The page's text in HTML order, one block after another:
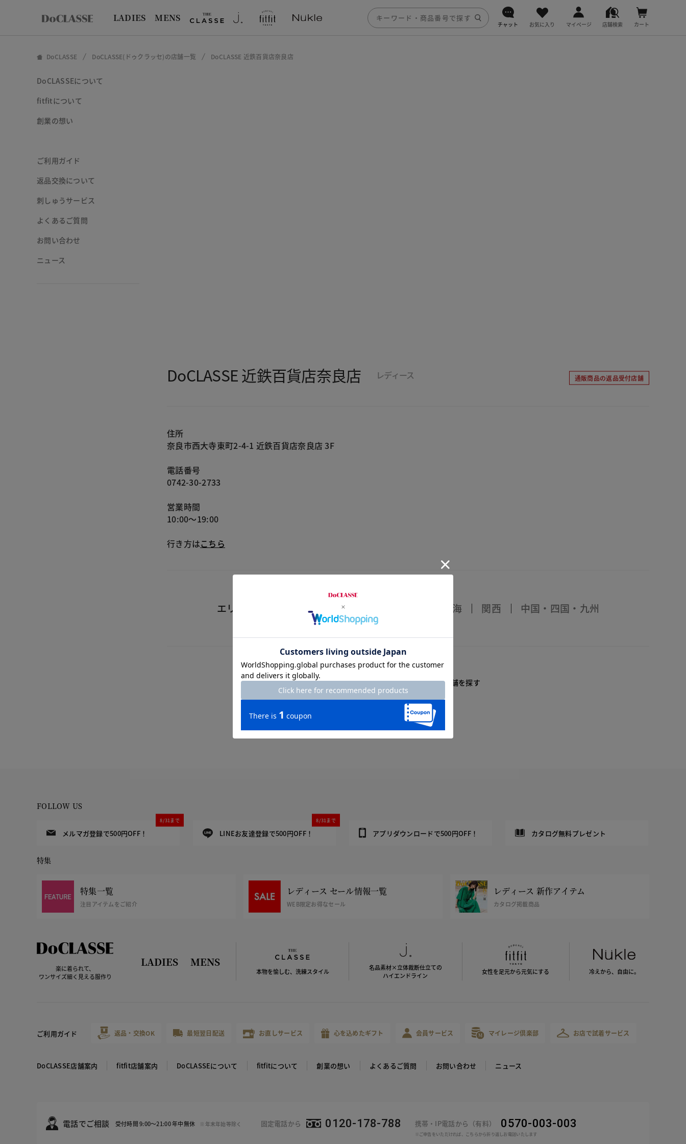
LADIES MENS
チャット お気に入り マイページ 店舗検索 カート
DoCLASSE DoCLASSE(ドゥクラッセ)の店舗一覧 DoCLASSE 近鉄百貨店奈良店
DoCLASSEについて
fitfitについて
創業の想い
ご利用ガイド
返品交換について
刺しゅうサービス
よくあるご質問
お問い合わせ
ニュース
DoCLASSE 近鉄百貨店奈良店 レディース 通販商品の返品受付店舗
住所
奈良市西大寺東町2-4-1 近鉄百貨店奈良店 3F
電話番号
0742-30-2733
営業時間
10:00～19:00
行き方はこちら
エリアで探す 北海道・東北 北陸・東海 関西 中国・四国・九州
DoCLASSEの店舗を探す fitfitの店舗を探す
FOLLOW US
メルマガ登録で500円OFF！
8/31まで
LINEお友達登録で500円OFF！
8/31まで
アプリダウンロードで500円OFF！ カタログ無料プレゼント
特集
特集一覧
注目アイテムをご紹介
レディース セール情報一覧
WEB限定お得なセール
レディース 新作アイテム
カタログ掲載商品
楽に着られて、
ワンサイズ細く見える服作り
LADIES MENS
本物を愉しむ、洗練スタイル
名品素材×立体裁断仕立ての
ハイエンドライン
女性を足元から元気にする 冷えから、 自由に。
ご利用ガイド 返品・交換OK 最短翌日配送 お直しサービス 心を込めたギフト 会員サービス マイレージ倶楽部 お店で試着サービス
DoCLASSE店舗案内 fitfit店舗案内 DoCLASSEについて fitfitについて 創業の想い よくあるご質問 お問い合わせ ニュース
電話でご相談 受付時間 9:00～21:00 年中無休 ※年末年始等除く 固定電話から 0120-178-788 携帯・IP電話から（有料） 0570-003-003
※ご申告をいただければ、こちらから折り返しお電話いたします